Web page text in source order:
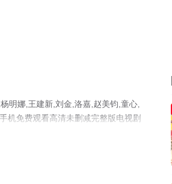
明娜,王建新,刘金,洛嘉,赵美钧,童心,
机免费观看高清未删减完整版电视剧